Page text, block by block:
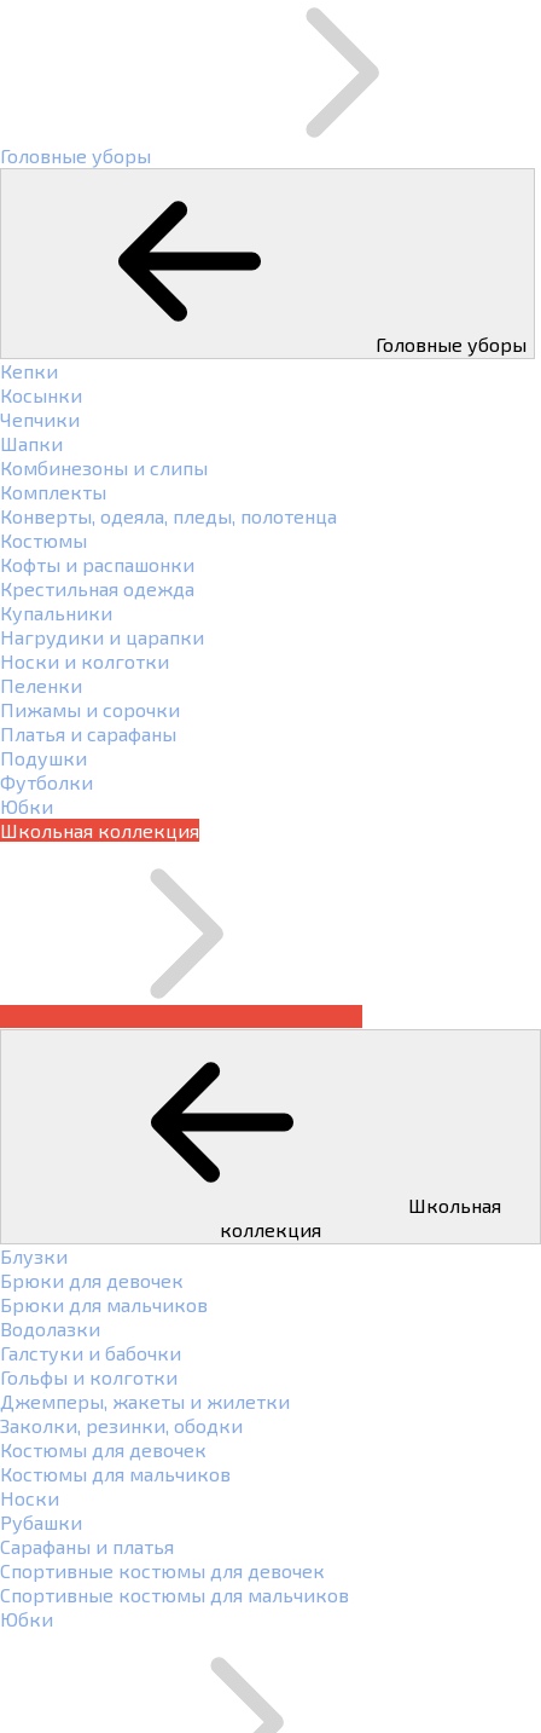
Головные уборы
Головные уборы
Кепки
Косынки
Чепчики
Шапки
Комбинезоны и слипы
Комплекты
Конверты, одеяла, пледы, полотенца
Костюмы
Кофты и распашонки
Крестильная одежда
Купальники
Нагрудики и царапки
Носки и колготки
Пеленки
Пижамы и сорочки
Платья и сарафаны
Подушки
Футболки
Юбки
Школьная коллекция
коллекция
Блузки
Брюки для девочек
Брюки для мальчиков
Водолазки
Галстуки и бабочки
Гольфы и колготки
Джемперы, жакеты и жилетки
Заколки, резинки, ободки
Костюмы для девочек
Костюмы для мальчиков
Носки
Рубашки
Сарафаны и платья
Спортивные костюмы для девочек
Спортивные костюмы для мальчиков
Юбки